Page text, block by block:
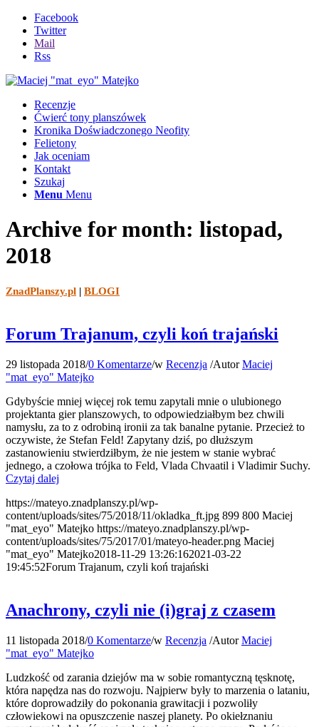
Facebook
Twitter
Mail
Rss
Recenzje
Ćwierć tony planszówek
Kronika Doświadczonego Neofity
Felietony
Jak oceniam
Kontakt
Szukaj
Menu Menu
Archive for month: listopad,
2018
ZnadPlanszy.pl | BLOGI
Forum Trajanum, czyli koń trajański
29 listopada 2018/0 Komentarze/w Recenzja /AutorMaciej
"mat_eyo" Matejko
Gdybyście mniej więcej rok temu zapytali mnie o ulubionego
projektanta gier planszowych, to odpowiedziałbym bez chwili
namysłu, za to z odrobiną ironii za tak banalne pytanie. Przecież to
oczywiste, że Stefan Feld! Zapytany dziś, po dłuższym
zastanowieniu stwierdziłbym, że nie jestem w stanie wybrać
jednego, a czołowa trójka to Feld, Vlada Chvaatil i Vladimir Suchy.
Czytaj dalej
https://mateyo.znadplanszy.pl/wp-
content/uploads/sites/75/2018/11/okladka_ft.jpg 899 800 Maciej
"mat_eyo" Matejko https://mateyo.znadplanszy.pl/wp-
content/uploads/sites/75/2017/01/mateyo-header.png Maciej
"mat_eyo" Matejko2018-11-29 13:26:162021-03-22
19:45:52Forum Trajanum, czyli koń trajański
Anachrony, czyli nie (i)graj z czasem
11 listopada 2018/0 Komentarze/w Recenzja /AutorMaciej
"mat_eyo" Matejko
Ludzkość od zarania dziejów ma w sobie romantyczną tęsknotę,
która napędza nas do rozwoju. Najpierw były to marzenia o lataniu,
które doprowadziły do pokonania grawitacji i pozwoliły
człowiekowi na opuszczenie naszej planety. Po okiełznaniu